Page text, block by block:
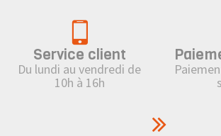
Service client
Du lundi au vendredi de
10h à 16h